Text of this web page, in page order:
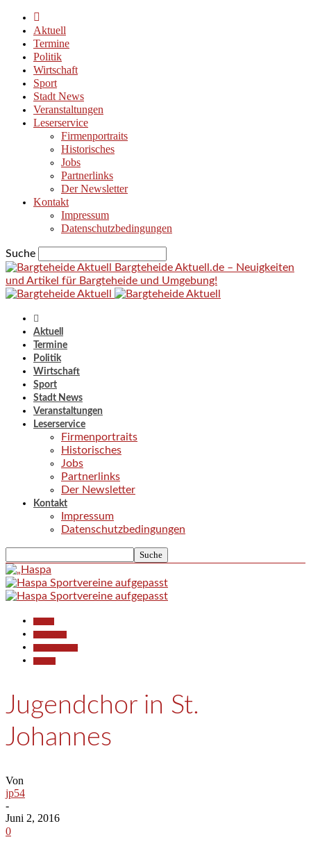
Aktuell
Termine
Politik
Wirtschaft
Sport
Stadt News
Veranstaltungen
Leserservice
Firmenportraits
Historisches
Jobs
Partnerlinks
Der Newsletter
Kontakt
Impressum
Datenschutzbedingungen
Suche
Bargteheide Aktuell.de – Neuigkeiten
und Artikel für Bargteheide und Umgebung!
Aktuell
Termine
Politik
Wirtschaft
Sport
Stadt News
Veranstaltungen
Leserservice
Firmenportraits
Historisches
Jobs
Partnerlinks
Der Newsletter
Kontakt
Impressum
Datenschutzbedingungen
Jugendchor in St.
Johannes
Von
jp54
-
Juni 2, 2016
0